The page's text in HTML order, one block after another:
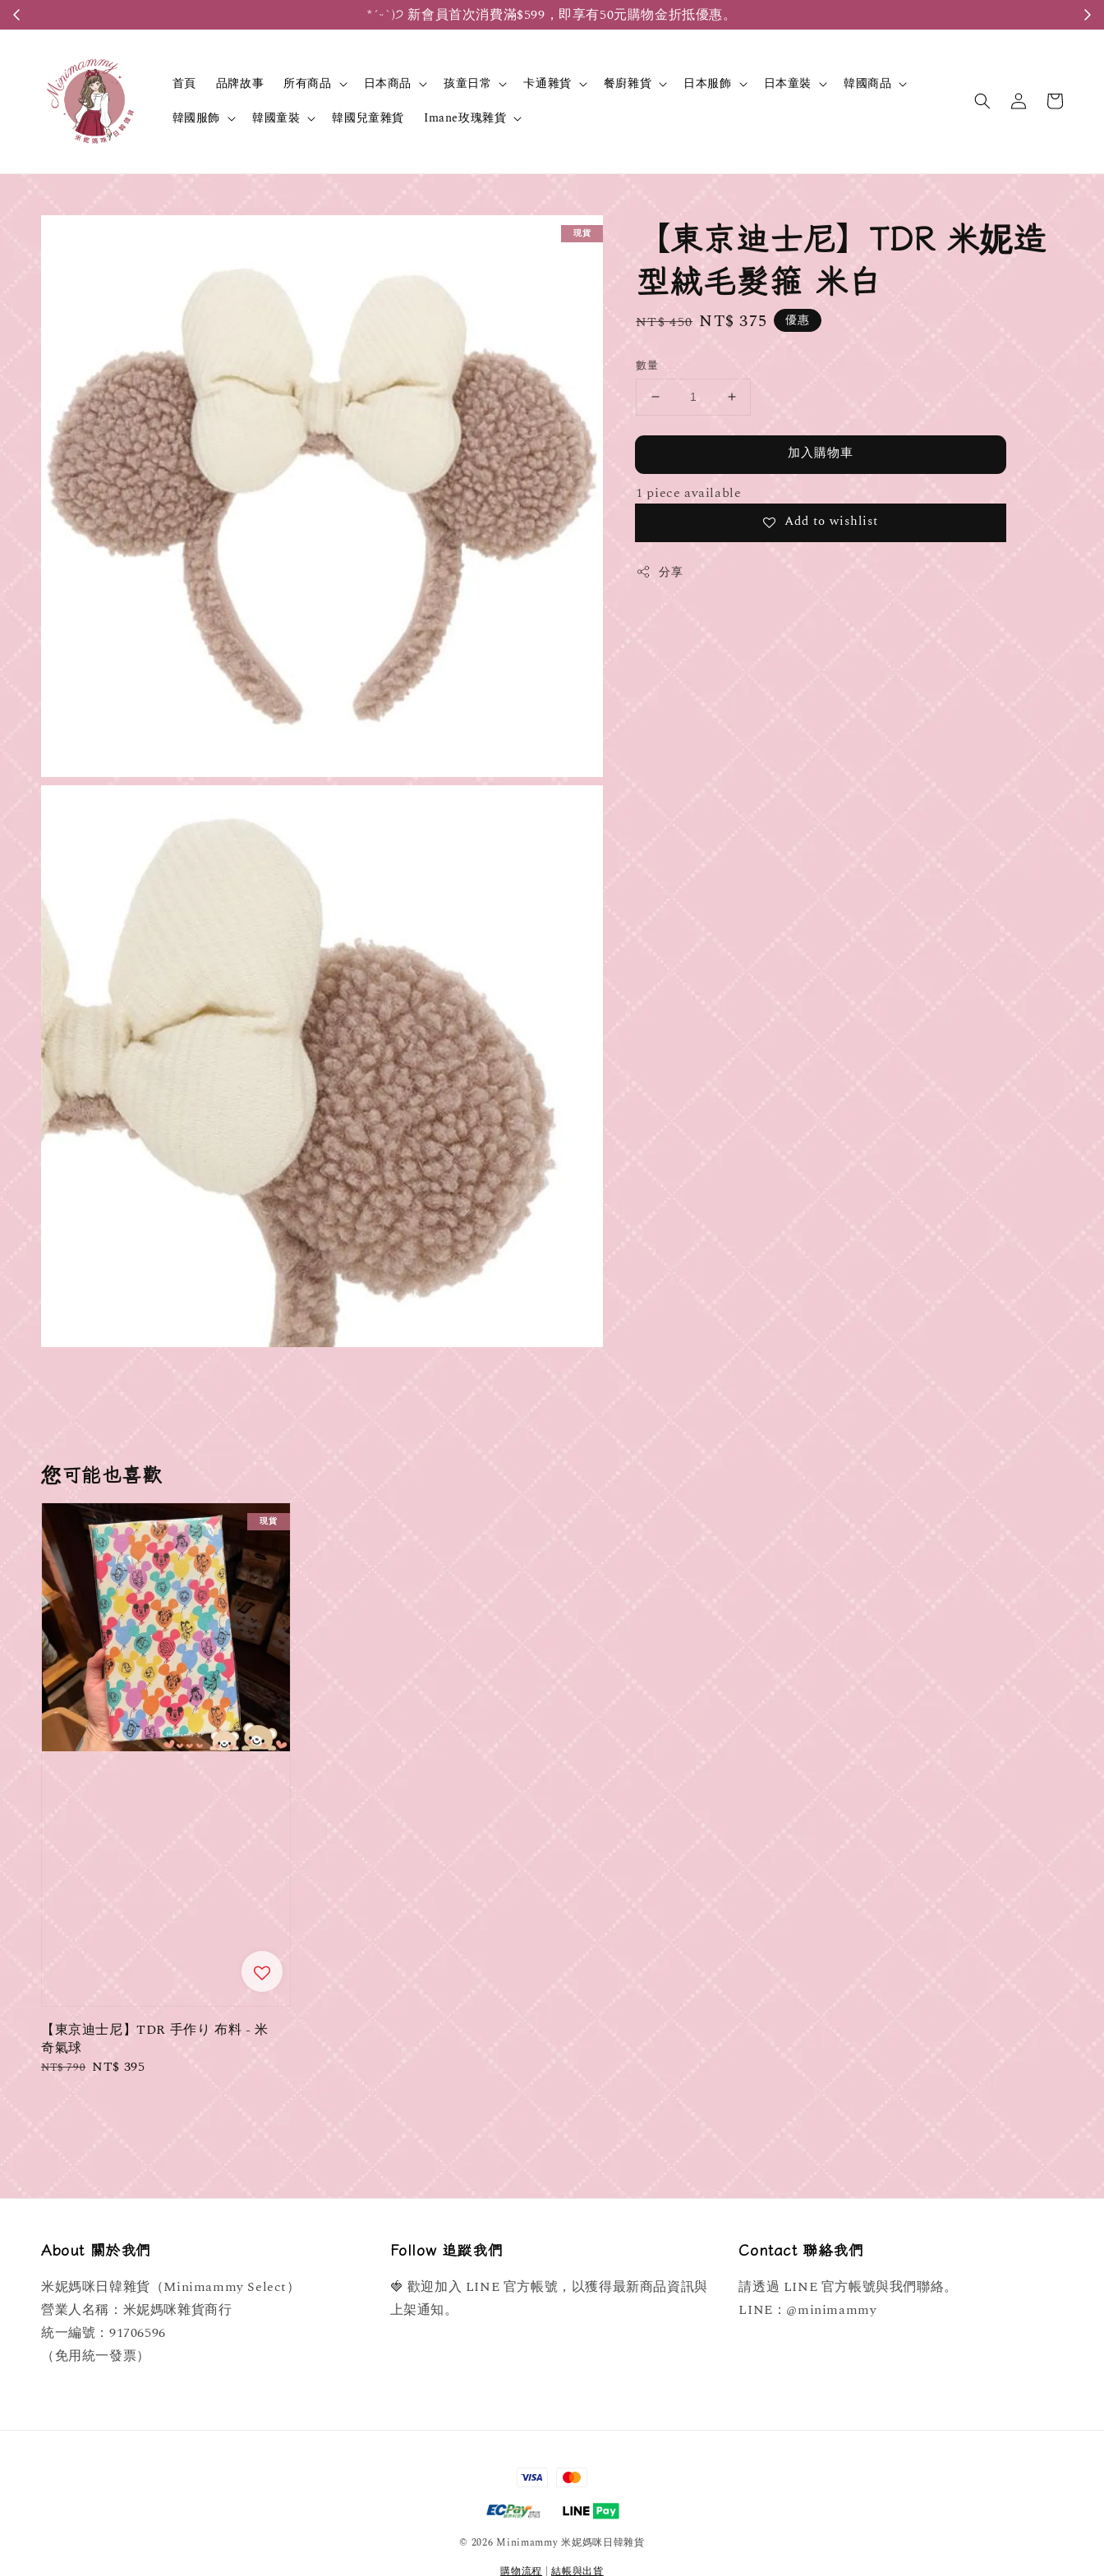
*ˊᵕˋ)੭ 新會員首次消費滿$599，即享有50元購物金折抵優惠。
首頁 品牌故事 所有商品 日本商品 孩童日常 卡通雜貨 餐廚雜貨 日本服飾 日本童裝
韓國商品
韓國服飾
韓國童裝 韓國兒童雜貨 Imane玫瑰雜貨
現貨
【東京迪士尼】TDR 米妮造
型絨毛髮箍 米白
Regular
NT$ 450 Sale
NT$ 375 優惠
數量
加入購物車
1 piece available
Add to wishlist
分享
您可能也喜歡
現貨
【東京迪士尼】TDR 手作り 布料 - 米
奇氣球
Regular
NT$ 790 Sale
NT$ 395
About 關於我們
米妮媽咪日韓雜貨（Minimammy Select）
營業人名稱：米妮媽咪雜貨商行
統一編號：91706596
（免用統一發票）
Follow 追蹤我們
🍓 歡迎加入 LINE 官方帳號，以獲得最新商品資訊與
上架通知。
Contact 聯絡我們
請透過 LINE 官方帳號與我們聯絡。
LINE：@minimammy
© 2026 Minimammy 米妮媽咪日韓雜貨
購物流程 |結帳與出貨